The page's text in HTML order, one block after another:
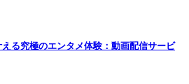
る究極のエンタメ体験：動画配信サービ